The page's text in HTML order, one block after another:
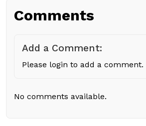
Comments
Add a Comment:
Please login to add a comment.
No comments available.